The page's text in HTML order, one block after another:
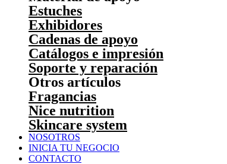
Estuches
Exhibidores
Cadenas de apoyo
Catálogos e impresión
Soporte y reparación
Otros artículos
Fragancias
Nice nutrition
Skincare system
NOSOTROS
INICIA TU NEGOCIO
CONTACTO